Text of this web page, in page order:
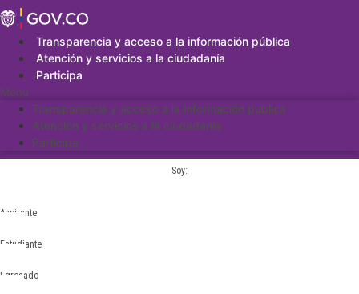
Saltar
al
contenidoTransparencia y acceso a la información pública
Atención y servicios a la ciudadanía
Participa
Menu
Transparencia y acceso a la información pública
Atención y servicios a la ciudadanía
Participa
Soy:
Aspirante
Estudiante
Egresado